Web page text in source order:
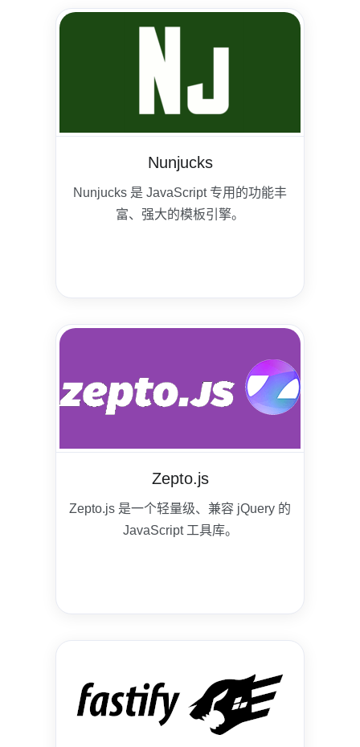
Nunjucks
Nunjucks 是 JavaScript 专用的功能丰
富、强大的模板引擎。
Zepto.js
Zepto.js 是一个轻量级、兼容 jQuery 的
JavaScript 工具库。